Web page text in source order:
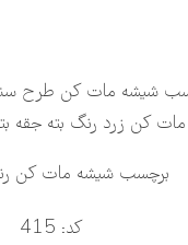
برچسب شیشه مات کن
کد: 415